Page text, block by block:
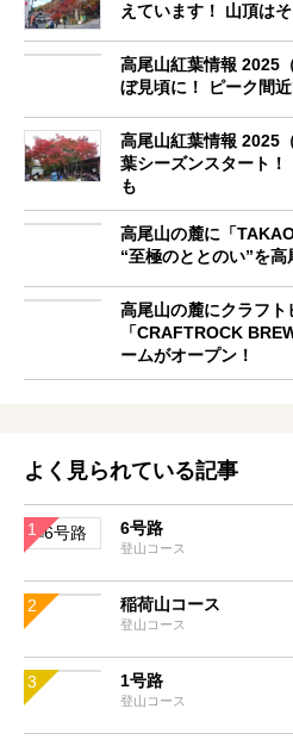
えています！ 山頂は
高尾山紅葉情報 2025
ぼ見頃に！ ピーク間
高尾山紅葉情報 2025
葉シーズンスタート
も
高尾山の麓に「
“至極のととのい”を高
高尾山の麓にクラフト
「CRAFTROCK
ームがオープン！
よく見られている記事
6号路
登山コース
稲荷山コース
登山コース
1号路
登山コース